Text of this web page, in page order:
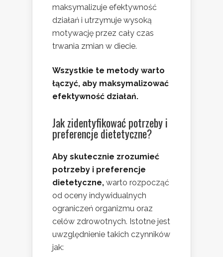
maksymalizuje efektywność
działań i utrzymuje wysoką
motywację przez cały czas
trwania zmian w diecie.
Wszystkie te metody warto
łączyć, aby maksymalizować
efektywność działań.
Jak zidentyfikować potrzeby i
preferencje dietetyczne?
Aby skutecznie zrozumieć
potrzeby i preferencje
dietetyczne, warto rozpocząć
od oceny indywidualnych
ograniczeń organizmu oraz
celów zdrowotnych. Istotne jest
uwzględnienie takich czynników
jak: